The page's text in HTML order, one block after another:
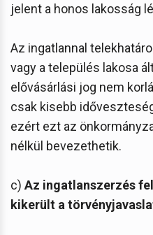
jelent a honos lakosság
Az ingatlannal
vagy a település lakosa
elővásárlási jog nem
csak kisebb
ezért ezt az
nélkül bevezethetik.
c) Az ingatlanszerzés
kikerült a